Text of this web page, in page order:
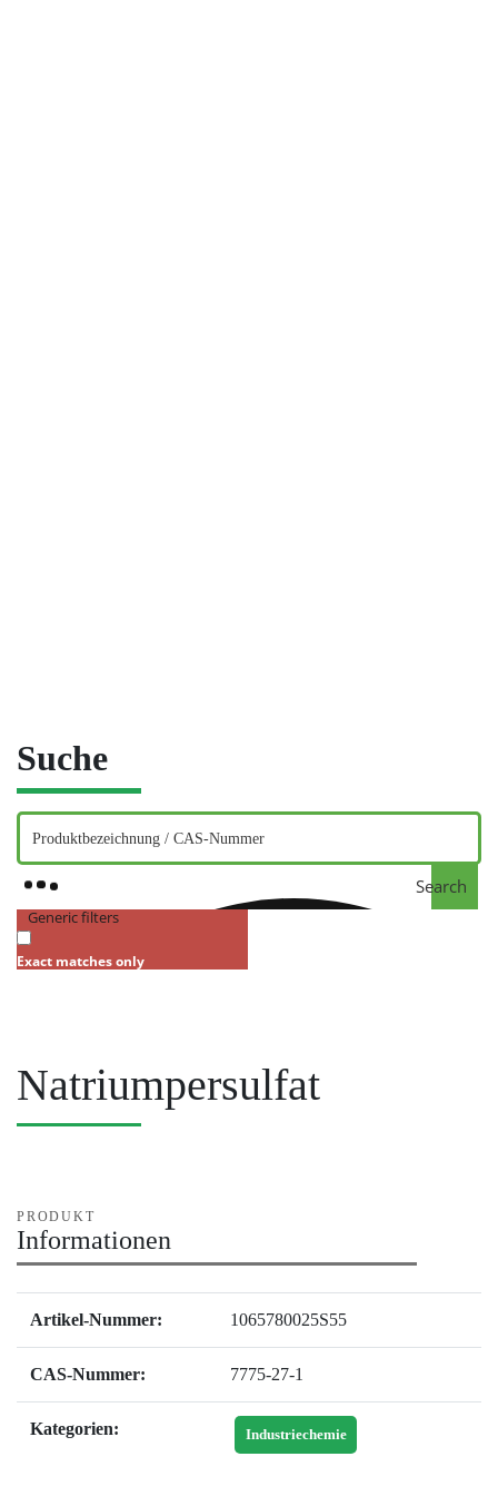
Suche
Search
Generic filters
Exact matches only
Natriumpersulfat
PRODUKT
Informationen
Artikel-Nummer: 1065780025S55
CAS-Nummer: 7775-27-1
Kategorien: Industriechemie